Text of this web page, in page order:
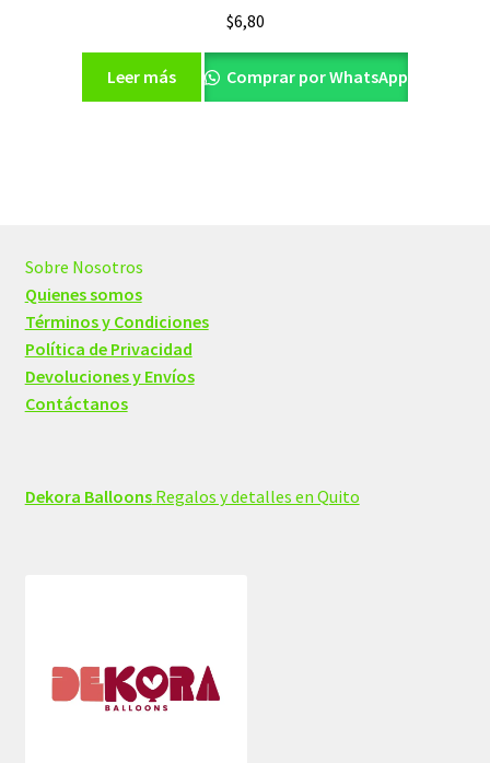
$6,80
Leer más Comprar por WhatsApp
Sobre Nosotros
Quienes somos
Términos y Condiciones
Política de Privacidad
Devoluciones y Envíos
Contáctanos
Dekora BalloonsRegalos y detalles en Quito